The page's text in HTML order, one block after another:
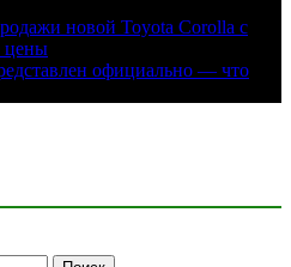
новой Toyota Corolla с
цены
официально — что